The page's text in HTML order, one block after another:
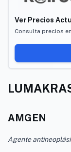
Ver Precios
Consulta precios
AMGEN
Agente